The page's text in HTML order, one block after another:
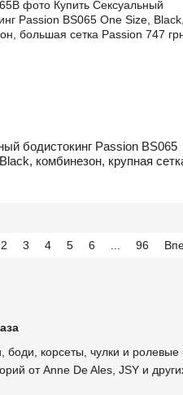
корсеты, чулки и
от Anne De Ales, JSY и
бодистокинг Passion BS065
комбинезон, крупная
2 3 4 5 6 96